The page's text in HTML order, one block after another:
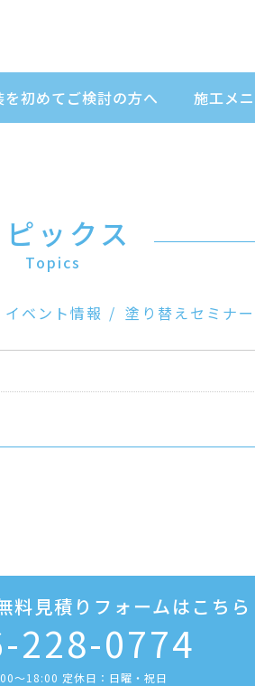
を初めてご検討の方へ 施工メ
ピックス
Topics
イベント情報 塗り替えセミナー
料見積りフォームはこちら
228-0774
〜18:00 定休日：日曜・祝日